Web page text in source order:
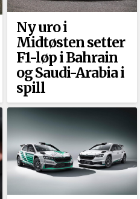
Ny uro i
Midtøsten setter
F1-løp i Bahrain
og Saudi-Arabia i
spill